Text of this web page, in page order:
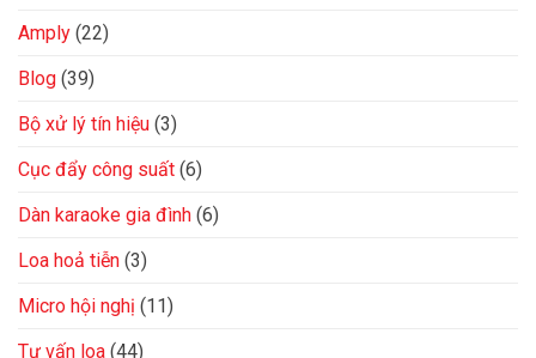
Amply (22)
Blog (39)
Bộ xử lý tín hiệu (3)
Cục đẩy công suất (6)
Dàn karaoke gia đình (6)
Loa hoả tiễn (3)
Micro hội nghị (11)
Tư vấn loa (44)